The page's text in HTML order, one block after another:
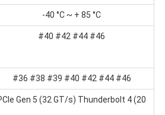
-40 °C ~ + 85 °C
#40 #42 #44 #46
#36 #38 #39 #40 #42 #44 #46
Gen 5 (32 GT/s) Thunderbolt 4 (20